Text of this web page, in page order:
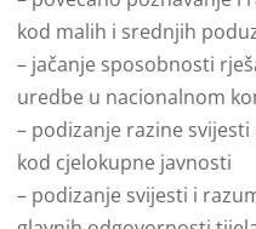
kod malih i srednjih
– jačanje sposobnosti
uredbe u nacionalnom
– podizanje razine
kod cjelokupne javnosti
– podizanje svijesti i